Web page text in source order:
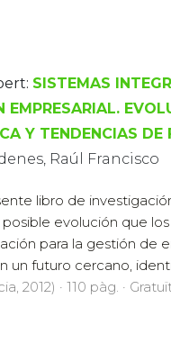
SISTEMAS
EMPRESARIAL.
Y TENDENCIAS DE
Raúl Francisco
libro de
evolución que
para la gestión de
un futuro cercano,
2012) · 110 pàg. ·